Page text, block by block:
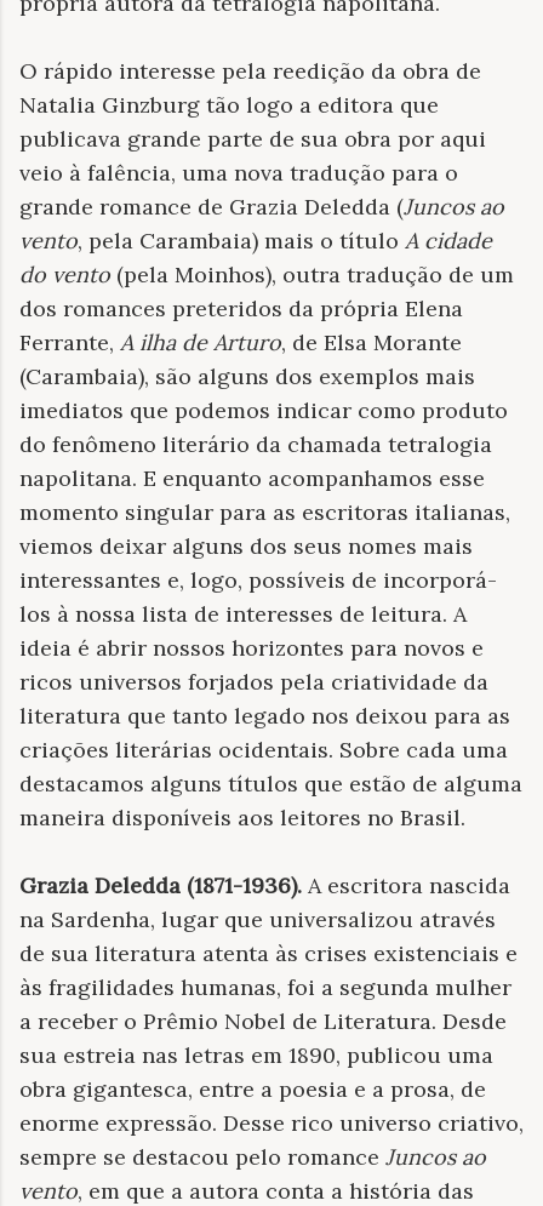
O rápido interesse pela reedição da obra de
Natalia Ginzburg tão logo a editora que
publicava grande parte de sua obra por aqui
veio à falência, uma nova tradução para o
grande romance de Grazia Deledda (Juncos ao
vento, pela Carambaia) mais o título A cidade
do vento (pela Moinhos), outra tradução de um
dos romances preteridos da própria Elena
Ferrante, A ilha de Arturo, de Elsa Morante
(Carambaia), são alguns dos exemplos mais
imediatos que podemos indicar como produto
do fenômeno literário da chamada tetralogia
napolitana. E enquanto acompanhamos esse
momento singular para as escritoras italianas,
viemos deixar alguns dos seus nomes mais
interessantes e, logo, possíveis de incorporá-
los à nossa lista de interesses de leitura. A
ideia é abrir nossos horizontes para novos e
ricos universos forjados pela criatividade da
literatura que tanto legado nos deixou para as
criações literárias ocidentais. Sobre cada uma
destacamos alguns títulos que estão de alguma
maneira disponíveis aos leitores no Brasil.
Grazia Deledda (1871-1936). A escritora nascida
na Sardenha, lugar que universalizou através
de sua literatura atenta às crises existenciais e
às fragilidades humanas, foi a segunda mulher
a receber o Prêmio Nobel de Literatura. Desde
sua estreia nas letras em 1890, publicou uma
obra gigantesca, entre a poesia e a prosa, de
enorme expressão. Desse rico universo criativo,
sempre se destacou pelo romance Juncos ao
vento, em que a autora conta a história das